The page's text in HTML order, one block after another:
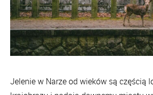
Jelenie w Narze od wieków są częścią